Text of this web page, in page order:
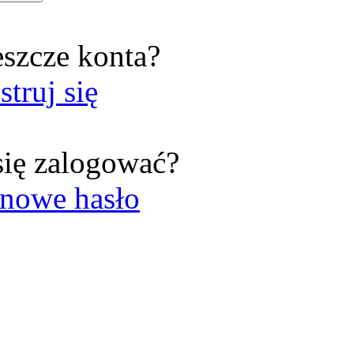
konta?
się
zalogować?
hasło